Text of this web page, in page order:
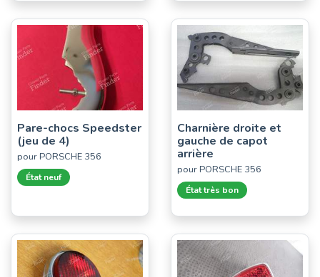
Pare-chocs Speedster
(jeu de 4)
pour PORSCHE 356
État neuf
Charnière droite et
gauche de capot
arrière
pour PORSCHE 356
État très bon